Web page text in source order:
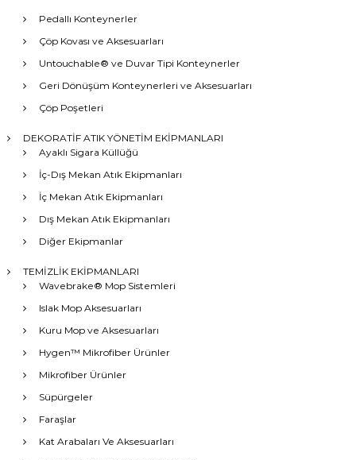
Pedallı Konteynerler
Çöp Kovası ve Aksesuarları
Untouchable® ve Duvar Tipi Konteynerler
Geri Dönüşüm Konteynerleri ve Aksesuarları
Çöp Poşetleri
DEKORATİF ATIK YÖNETİM EKİPMANLARI
Ayaklı Sigara Küllüğü
İç-Dış Mekan Atık Ekipmanları
İç Mekan Atık Ekipmanları
Dış Mekan Atık Ekipmanları
Diğer Ekipmanlar
TEMİZLİK EKİPMANLARI
Wavebrake® Mop Sistemleri
Islak Mop Aksesuarları
Kuru Mop ve Aksesuarları
Hygen™ Mikrofiber Ürünler
Mikrofiber Ürünler
Süpürgeler
Faraşlar
Kat Arabaları Ve Aksesuarları